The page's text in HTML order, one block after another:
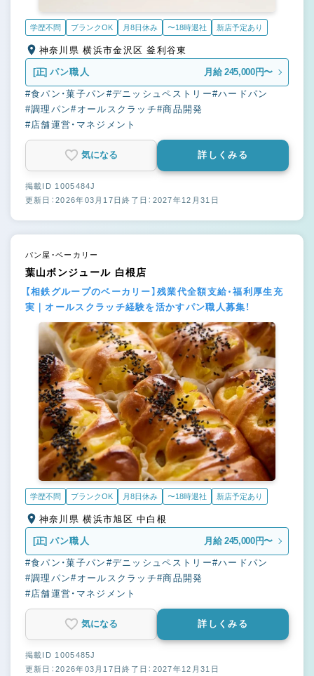
学歴不問 ブランクOK 月8日休み 〜18時退社 新店予定あり
神奈川県 横浜市金沢区 釜利谷東
[正] パン職人 月給 245,000円〜
#食パン・菓子パン #デニッシュペストリー#ハードパン
#調理パン#オールスクラッチ#商品開発
#店舗運営・マネジメント
気になる 詳しくみる
掲載ID 1005484J
更新日：2026年03月17日終了日：2027年12月31日
パン屋・ベーカリー
葉山ボンジュール 白根店
【相鉄グループのベーカリー】残業代全額支給・福利厚生充
実｜オールスクラッチ経験を活かすパン職人募集！
学歴不問 ブランクOK 月8日休み 〜18時退社 新店予定あり
神奈川県 横浜市旭区 中白根
[正] パン職人 月給 245,000円〜
#食パン・菓子パン #デニッシュペストリー#ハードパン
#調理パン#オールスクラッチ#商品開発
#店舗運営・マネジメント
気になる 詳しくみる
掲載ID 1005485J
更新日：2026年03月17日終了日：2027年12月31日